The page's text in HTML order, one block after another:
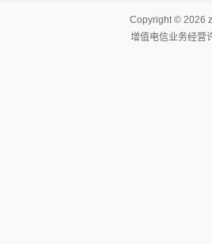
Copyright © 2026
增值电信业务经营